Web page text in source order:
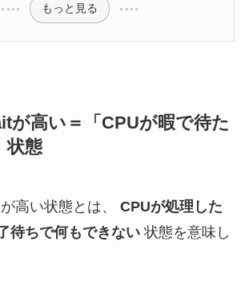
もっと見る
が高い＝「CPUが暇で待た
状態
高い状態とは、 CPUが処理した
待ちで何もできない状態を意味し